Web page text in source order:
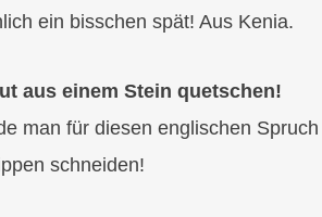
ein bisschen spät! Aus Kenia.
aus einem Stein quetschen!
man für diesen englischen
schneiden!